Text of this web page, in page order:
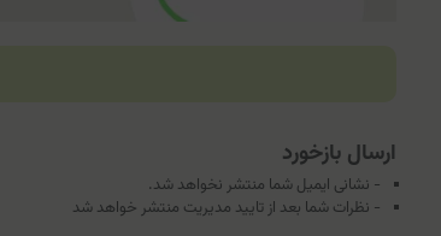
ارسال بازخورد
- نشانی ایمیل شما منتشر نخواهد شد.
- نظرات شما بعد از تایید مدیریت منتشر خواهد شد